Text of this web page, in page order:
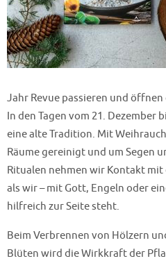
Jahr Revue passieren und
In den Tagen vom 21. Dezember
eine alte Tradition. Mit
Räume gereinigt und um Segen
Ritualen nehmen wir Kontakt
als wir – mit Gott, Engeln oder
hilfreich zur Seite steht.
Beim Verbrennen von Hölzern
Blüten wird die Wirkkraft der